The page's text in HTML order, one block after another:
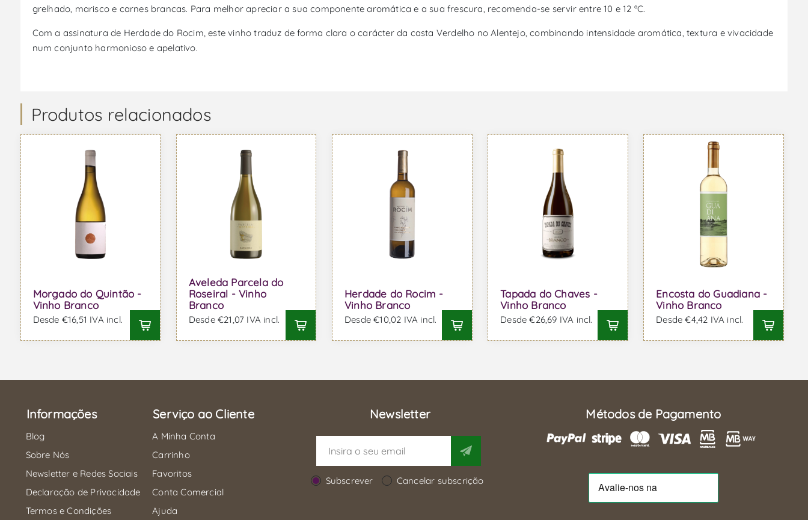
grelhado, marisco e carnes brancas. Para melhor apreciar a sua componente aromática e a sua frescura, recomenda-se servir entre 10 e 12 ºC.
Com a assinatura de Herdade do Rocim, este vinho traduz de forma clara o carácter da casta Verdelho no Alentejo, combinando intensidade aromática, textura e vivacidade
num conjunto harmonioso e apelativo.
Produtos relacionados
Morgado do Quintão -
Vinho Branco
Desde €16,51 IVA incl.
Aveleda Parcela do
Roseiral - Vinho
Branco
Desde €21,07 IVA incl.
Herdade do Rocim -
Vinho Branco
Desde €10,02 IVA incl.
Tapada do Chaves -
Vinho Branco
Desde €26,69 IVA incl.
Encosta do Guadiana -
Vinho Branco
Desde €4,42 IVA incl.
Informações
Blog
Sobre Nós
Newsletter e Redes Sociais
Declaração de Privacidade
Termos e Condições
Serviço ao Cliente
A Minha Conta
Carrinho
Favoritos
Conta Comercial
Ajuda
Newsletter
Subscrever Cancelar subscrição
Métodos de Pagamento